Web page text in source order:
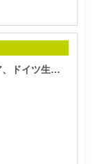
家族でシェアできる新発想の多機能チェア、ドイツ生まれのハイチェアイッピー【moji】